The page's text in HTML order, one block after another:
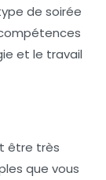
de soirée
et le travail
être très
que vous